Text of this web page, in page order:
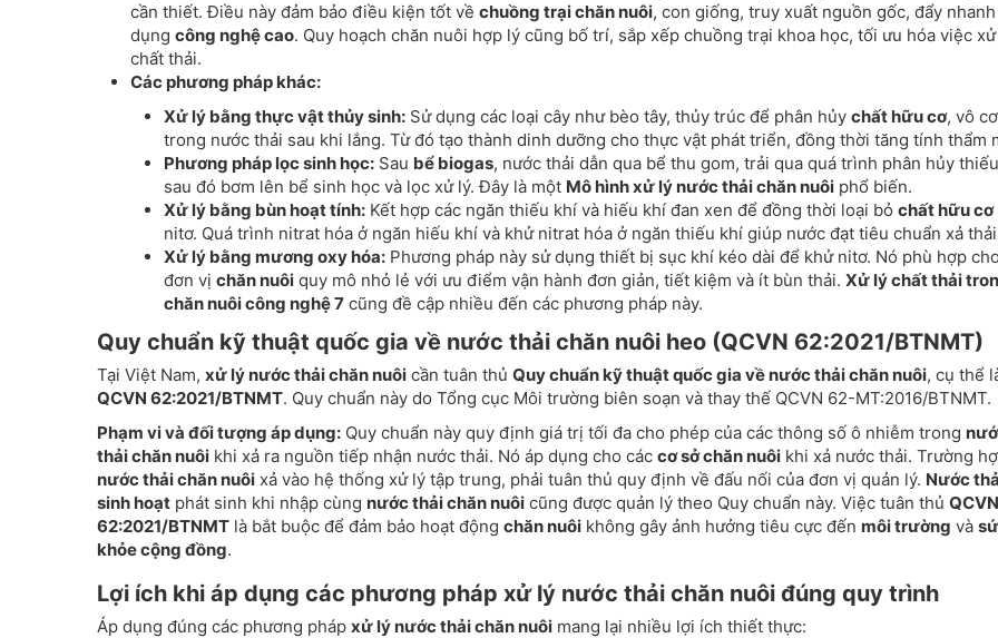
cần thiết. Điều này đảm bảo điều kiện tốt về chuồng trại chăn nuôi, con giống, truy xuất nguồn gốc, đẩy
dụng công nghệ cao. Quy hoạch chăn nuôi hợp lý cũng bố trí, sắp xếp chuồng trại khoa học, tối ưu hóa việc
chất thải.
Các phương pháp khác:
Xử lý bằng thực vật thủy sinh: Sử dụng các loại cây như bèo tây, thủy trúc để phân hủy chất hữu cơ, vô cơ
trong nước thải sau khi lắng. Từ đó tạo thành dinh dưỡng cho thực vật phát triển, đồng thời tăng tính thẩm
Phương pháp lọc sinh học: Sau bể biogas, nước thải dẫn qua bể thu gom, trải qua quá trình phân hủy
sau đó bơm lên bể sinh học và lọc xử lý. Đây là một Mô hình xử lý nước thải chăn nuôi phổ biến.
Xử lý bằng bùn hoạt tính: Kết hợp các ngăn thiếu khí và hiếu khí đan xen để đồng thời loại bỏ chất hữu cơ
nitơ. Quá trình nitrat hóa ở ngăn hiếu khí và khử nitrat hóa ở ngăn thiếu khí giúp nước đạt tiêu chuẩn xả
Xử lý bằng mương oxy hóa: Phương pháp này sử dụng thiết bị sục khí kéo dài để khử nitơ. Nó phù hợp
đơn vị chăn nuôi quy mô nhỏ lẻ với ưu điểm vận hành đơn giản, tiết kiệm và ít bùn thải. Xử lý chất thải
chăn nuôi công nghệ 7 cũng đề cập nhiều đến các phương pháp này.
Quy chuẩn kỹ thuật quốc gia về nước thải chăn nuôi heo (QCVN 62:2021/BTNMT)
Tại Việt Nam, xử lý nước thải chăn nuôi cần tuân thủ Quy chuẩn kỹ thuật quốc gia về nước thải chăn nuôi, cụ thể
QCVN 62:2021/BTNMT. Quy chuẩn này do Tổng cục Môi trường biên soạn và thay thế QCVN 62-MT:2016/BTNMT.
Phạm vi và đối tượng áp dụng: Quy chuẩn này quy định giá trị tối đa cho phép của các thông số ô nhiễm trong
thải chăn nuôi khi xả ra nguồn tiếp nhận nước thải. Nó áp dụng cho các cơ sở chăn nuôi khi xả nước thải. Trường
nước thải chăn nuôi xả vào hệ thống xử lý tập trung, phải tuân thủ quy định về đấu nối của đơn vị quản lý. Nước
sinh hoạt phát sinh khi nhập cùng nước thải chăn nuôi cũng được quản lý theo Quy chuẩn này. Việc tuân thủ QCVN
62:2021/BTNMT là bắt buộc để đảm bảo hoạt động chăn nuôi không gây ảnh hưởng tiêu cực đến môi trường và
khỏe cộng đồng.
Lợi ích khi áp dụng các phương pháp xử lý nước thải chăn nuôi đúng quy trình
Áp dụng đúng các phương pháp xử lý nước thải chăn nuôi mang lại nhiều lợi ích thiết thực: